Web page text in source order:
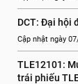
DCT: Đại hội
Cập nhật ngày
TLE12101:
trái phiếu